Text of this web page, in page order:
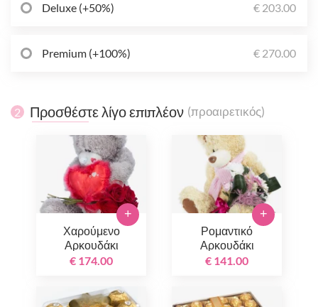
Deluxe (+50%) € 203.00
Premium (+100%) € 270.00
2 Προσθέστε λίγο επιπλέον (προαιρετικός)
Χαρούμενο
Αρκουδάκι
€ 174.00
+
Ρομαντικό
Αρκουδάκι
€ 141.00
+